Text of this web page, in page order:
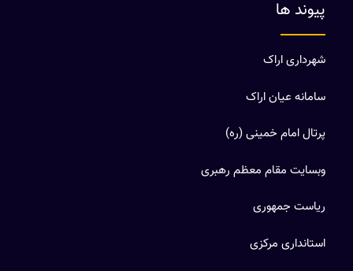
پیوند ها
شهرداری اراک
سامانه عیان اراک
پرتال امام خمینی (ره)
وبسایت مقام معظم رهبری
ریاست جمهوری
استانداری مرکزی